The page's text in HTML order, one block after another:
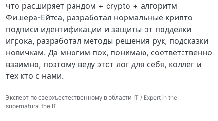
что расширяет рандом + crypto + алгоритм
Фишера-Ейтса, разработал нормальные крипто
подписи идентификации и защиты от подделки
игрока, разработал методы решения рук, подсказки
новичкам. Да многим пох, понимаю, соответственно
взаимно, поэтому веду этот лог для себя, коллег и
тех кто с нами.
Эксперт по сверхъестественному в области IT / Expert in the
supernatural the IT